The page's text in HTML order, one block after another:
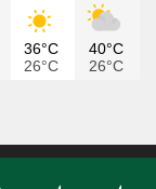
36°C
26°C
40°C
26°C